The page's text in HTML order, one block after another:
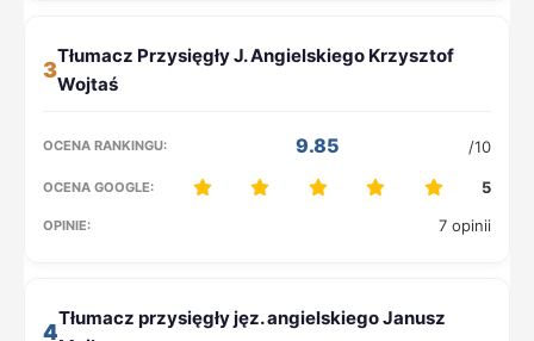
3
9.85 /10
5
7 opinii
4